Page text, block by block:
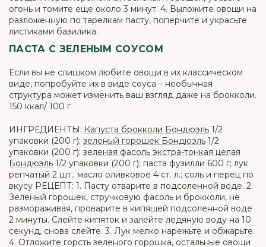
огонь и томите еще около 3 минут. 4. Выложите овощи на
разложенную по тарелкам пасту, поперчите и украсьте
листиками базилика.
ПАСТА С ЗЕЛЕНЫМ СОУСОМ
Если вы не слишком любите овощи в их классическом
виде, попробуйте их в виде соуса – необычная
структура может изменить ваш взгляд даже на брокколи.
150 ккал/ 100 г
ИНГРЕДИЕНТЫ: Капуста брокколи Бондюэль 1/2
упаковки (200 г); зеленый горошек Бондюэль 1/2
упаковки (200 г); зеленая фасоль экстра-тонкая целая
Бондюэль 1/2 упаковки (200 г); паста фузилли 600 г; лук
репчатый 2 шт.; масло оливковое 4 ст. л.; соль и перец по
вкусу РЕЦЕПТ: 1. Пасту отварите в подсоленной воде. 2.
Зеленый горошек, стручковую фасоль и брокколи, не
размораживая, проварите в кипящей подсоленной воде
2 минуты. Слейте кипяток и залейте ледяную воду на 10
секунд, снова слейте. 3. Лук мелко нарежьте и обжарьте.
4. Отложите горсть зеленого горошка, остальные овощи